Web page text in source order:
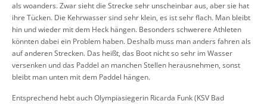
als woanders. Zwar sieht die Strecke sehr unscheinbar aus, aber sie hat
ihre Tücken. Die Kehrwasser sind sehr klein, es ist sehr flach. Man bleibt
hin und wieder mit dem Heck hängen. Besonders schwerere Athleten
könnten dabei ein Problem haben. Deshalb muss man anders fahren als
auf anderen Strecken. Das heißt, das Boot nicht so sehr im Wasser
versenken und das Paddel an manchen Stellen herausnehmen, sonst
bleibt man unten mit dem Paddel hängen.
Entsprechend hebt auch Olympiasiegerin Ricarda Funk (KSV Bad